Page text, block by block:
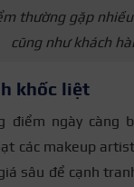
thường gặp
cũng như khách
khốc liệt
điểm ngày càng
các makeup
sâu để cạnh